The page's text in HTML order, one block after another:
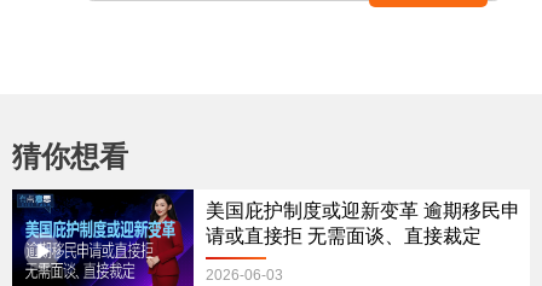
猜你想看
美国庇护制度或迎新变革 逾期移民申
请或直接拒 无需面谈、直接裁定
2026-06-03